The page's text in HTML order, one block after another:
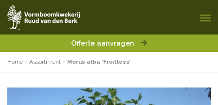
Offerte aanvragen
Home » Assortiment » Morus alba ‘Fruitless’